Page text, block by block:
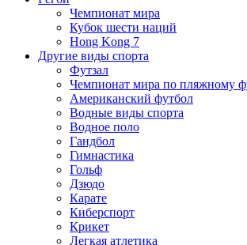
Чемпионат мира
Кубок шести наций
Hong Kong 7
Другие виды спорта
Футзал
Чемпионат мира по пляжному
Американский футбол
Водные виды спорта
Водное поло
Гандбол
Гимнастика
Гольф
Дзюдо
Карате
Киберспорт
Крикет
Легкая атлетика